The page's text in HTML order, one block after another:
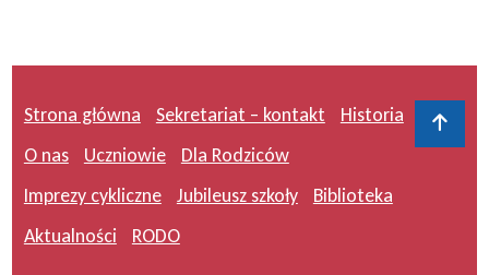
Strona główna Sekretariat – kontakt
Historia
O nas
Uczniowie
Dla Rodziców
Imprezy cykliczne
Jubileusz szkoły
Biblioteka
Aktualności
RODO
Do